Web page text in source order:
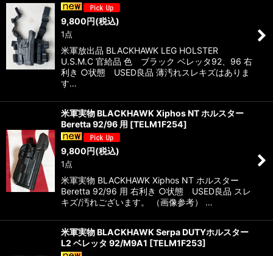
9,800円(税込)
1点
米軍放出品 BLACKHAWK LEG HOLSTER
U.S.M.C 官給品 色 ブラック ベレッタ92、96 右
利き ○状態 USED良品 薄汚れスレキズはありま
す…
米軍実物 BLACKHAWK Xiphos NT ホルスター
Beretta 92/96 用 [TELM1F254]
9,800円(税込)
1点
米軍実物 BLACKHAWK Xiphos NT ホルスター
Beretta 92/96 用 右利き ○状態 USED良品 スレ
キズ/汚れございます。 （画像参考） …
米軍実物 BLACKHAWK Serpa DUTYホルスター
L2 ベレッタ 92/M9A1 [TELM1F253]